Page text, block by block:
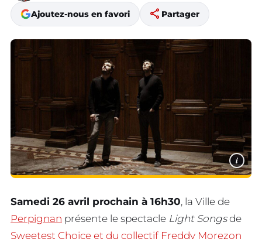
Ajoutez-nous en favori share Partager
i
Samedi 26 avril prochain à 16h30, la Ville de
Perpignan présente le spectacle Light Songsde
Sweetest Choice et du collectif Freddy Morezon